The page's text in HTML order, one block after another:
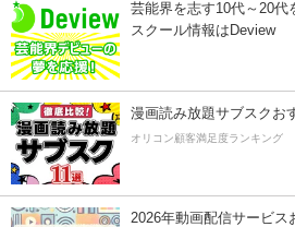
芸能界を志す10代～20代
スクール情報はDeview
漫画読み放題サブスクお
オリコン顧客満足度ランキング
2026年動画配信サービス